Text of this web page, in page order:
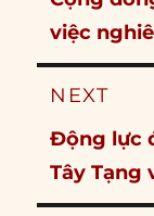
post:
việc
NEXT
Next
post:
Động lực
Tây Tạng